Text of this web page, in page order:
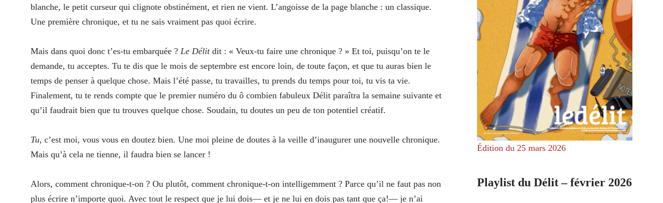
blanche, le petit curseur qui clignote obstinément, et rien ne vient. L’angoisse de la page blanche : un classique.
Une première chronique, et tu ne sais vraiment pas quoi écrire.
Mais dans quoi donc t’es-tu embarquée ? Le Délitdit : « Veux-tu faire une chronique ? » Et toi, puisqu’on te le
demande, tu acceptes. Tu te dis que le mois de septembre est encore loin, de toute façon, et que tu auras bien le
temps de penser à quelque chose. Mais l’été passe, tu travailles, tu prends du temps pour toi, tu vis ta vie.
Finalement, tu te rends compte que le premier numéro du ô combien fabuleux Délit paraîtra la semaine suivante et
qu’il faudrait bien que tu trouves quelque chose. Soudain, tu doutes un peu de ton potentiel créatif.
Tu, c’est moi, vous vous en doutez bien. Une moi pleine de doutes à la veille d’inaugurer une nouvelle chronique.
Mais qu’à cela ne tienne, il faudra bien se lancer !
Alors, comment chronique-t-on ? Ou plutôt, comment chronique-t-on intelligemment ? Parce qu’il ne faut pas non
plus écrire n’importe quoi. Avec tout le respect que je lui dois— et je ne lui en dois pas tant que ça!— je n’ai
Édition du 25 mars 2026
Playlist du Délit – février 2026